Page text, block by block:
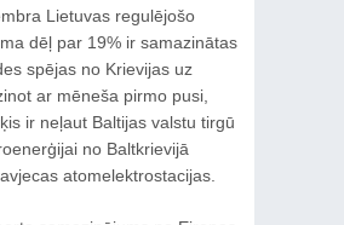
Lietuvas regulējošo
dēļ par 19% ir samazinātas
spējas no Krievijas uz
ar mēneša pirmo pusi,
ir neļaut Baltijas valstu tirgū
no Baltkrievijā
atomelektrostacijas.